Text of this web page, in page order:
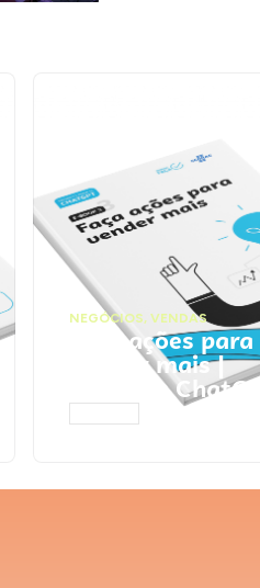
NEGÓCIOS, VENDAS
Faça ações para
vender mais |
Prompts